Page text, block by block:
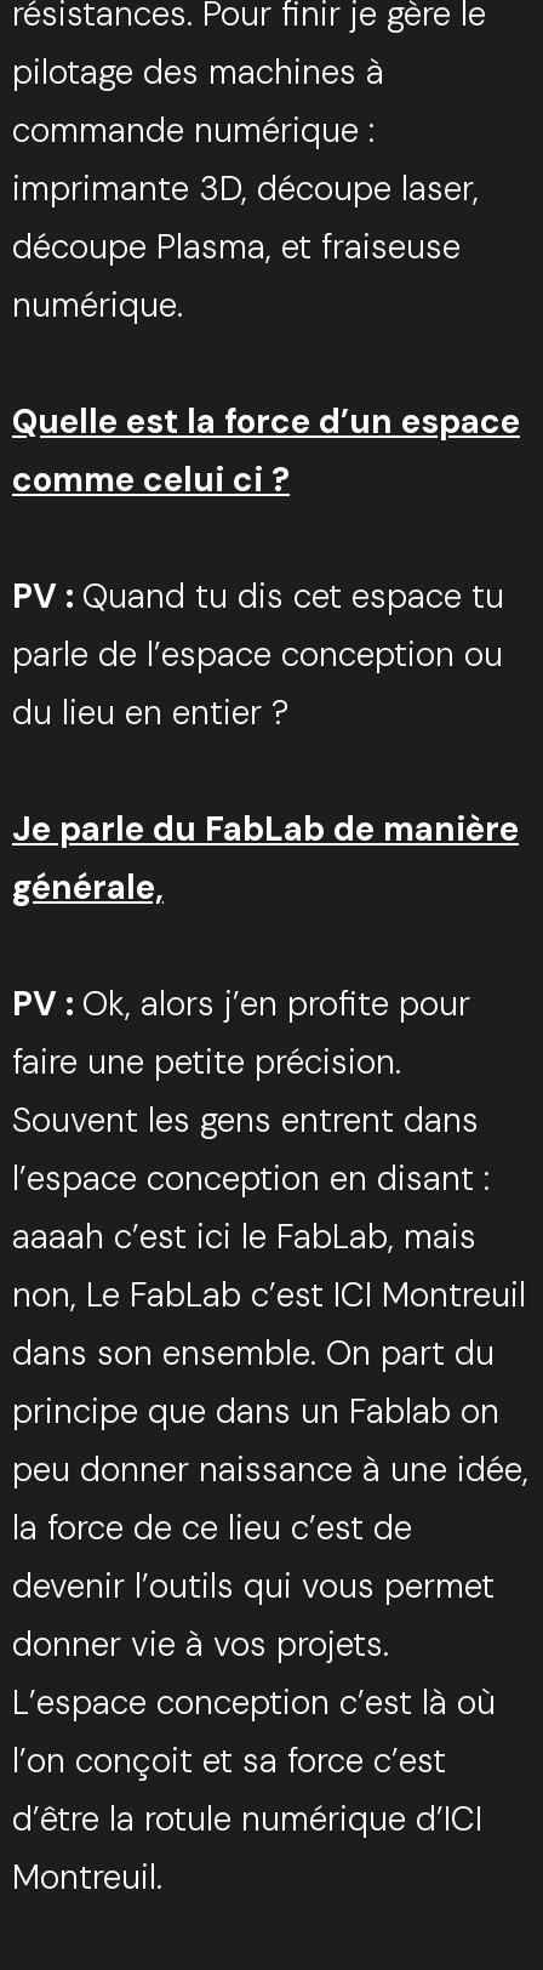
résistances. Pour finir je gère le
pilotage des machines à
commande numérique :
imprimante 3D, découpe laser,
découpe Plasma, et fraiseuse
numérique.
Quelle est la force d’un espace
comme celui ci ?
PV : Quand tu dis cet espace tu
parle de l’espace conception ou
du lieu en entier ?
Je parle du FabLab de manière
générale,
PV : Ok, alors j’en profite pour
faire une petite précision.
Souvent les gens entrent dans
l’espace conception en disant :
aaaah c’est ici le FabLab, mais
non, Le FabLab c’est ICI Montreuil
dans son ensemble. On part du
principe que dans un Fablab on
peu donner naissance à une idée,
la force de ce lieu c’est de
devenir l’outils qui vous permet
donner vie à vos projets.
L’espace conception c’est là où
l’on conçoit et sa force c’est
d’être la rotule numérique d’ICI
Montreuil.